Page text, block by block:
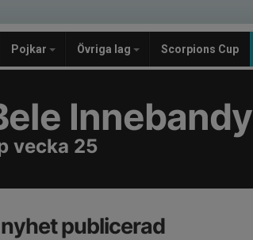
Pojkar Övriga lag Scorpions Cup
Innebandy
vecka 25
publicerad